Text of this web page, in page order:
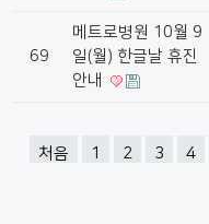
69
메트로병원 10월 9
일(월) 한글날 휴진
안내
처음 1 2 3 4